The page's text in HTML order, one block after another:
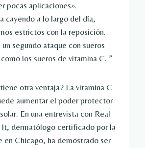
pocas aplicaciones».
cayendo a lo largo del día,
estrictos con la reposición.
segundo ataque con sueros
los sueros de vitamina C. ”
otra ventaja? La vitamina C
aumentar el poder protector
En una entrevista con Real
It, dermatólogo certificado por la
en Chicago, ha demostrado ser